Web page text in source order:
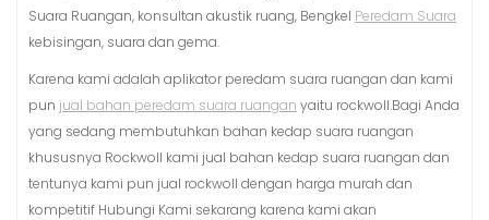
Suara Ruangan, konsultan akustik ruang, Bengkel Peredam Suara
kebisingan, suara dan gema.
Karena kami adalah aplikator peredam suara ruangan dan kami
pun jual bahan peredam suara ruangan yaitu rockwoll.Bagi Anda
yang sedang membutuhkan bahan kedap suara ruangan
khususnya Rockwoll kami jual bahan kedap suara ruangan dan
tentunya kami pun jual rockwoll dengan harga murah dan
kompetitif Hubungi Kami sekarang karena kami akan